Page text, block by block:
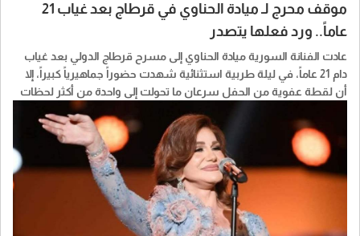
موقف محرج لـ ميادة الحناوي في قرطاج بعد غياب 21
عاماً.. ورد فعلها يتصدر
عادت الفنانة السورية ميادة الحناوي إلى مسرح قرطاج الدولي بعد غياب
دام 21 عاماً، في ليلة طربية استثنائية شهدت حضوراً جماهيرياً كبيراً، إلا
أن لقطة عفوية من الحفل سرعان ما تحولت إلى واحدة من أكثر لحظات